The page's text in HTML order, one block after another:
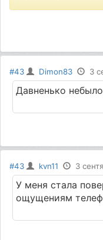
#43 Dimon83 3
Давненько небыло
#43 kvn11 3
У меня стала
ощущениям